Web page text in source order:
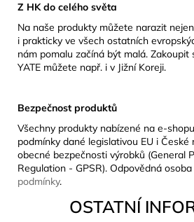
Z HK do celého světa
Na naše produkty můžete narazit
i prakticky ve všech ostatních
nám pomalu začíná být malá. Zakoupit
YATE můžete např. i v Jižní Koreji.
Bezpečnost produktů
Všechny produkty nabízené na e-shopu
podmínky dané legislativou EU i České
obecné bezpečnosti výrobků (General
Regulation - GPSR). Odpovědná osoba
podmínky.
OSTATNÍ